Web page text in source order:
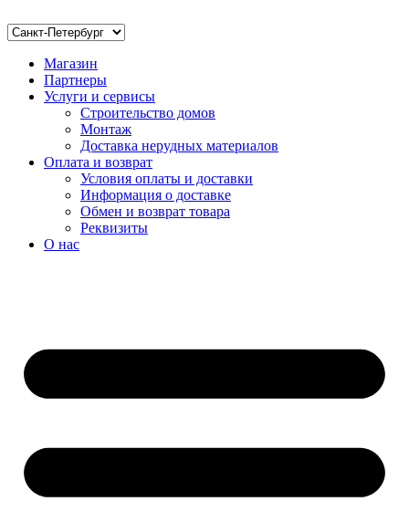
Магазин
Партнеры
Услуги и сервисы
Строительство домов
Монтаж
Доставка нерудных материалов
Оплата и возврат
Условия оплаты и доставки
Информация о доставке
Обмен и возврат товара
Реквизиты
О нас